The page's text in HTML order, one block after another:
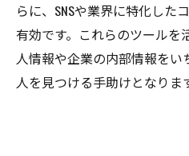
らに、SNSや業界に特化した
有効です。これらのツールを
人情報や企業の内部情報を
人を見つける手助けとなりま